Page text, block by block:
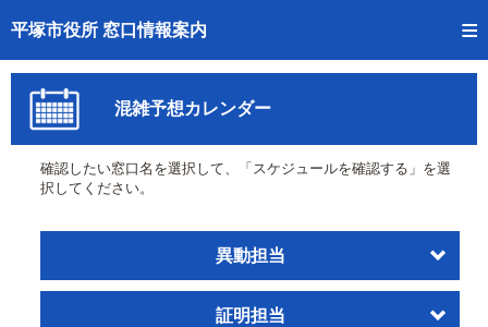
平塚市役所 窓口情報案内
トップページへ
ご利用方法
事前予約
予約状況確認
混雑予想カレンダー
確認したい窓口名を選択して、「スケジュールを確認する」を選
択してください。
異動担当
証明担当